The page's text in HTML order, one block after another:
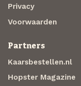
Privacy
Voorwaarden
Partners
Kaarsbestellen.nl
Hopster Magazine